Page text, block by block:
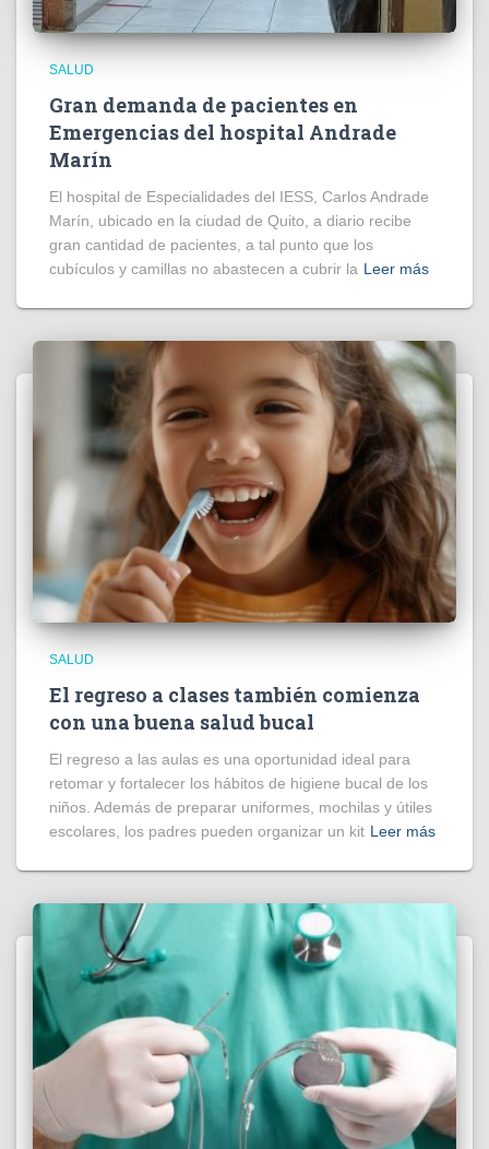
SALUD
Gran demanda de pacientes en
Emergencias del hospital Andrade
Marín
El hospital de Especialidades del IESS, Carlos Andrade
Marín, ubicado en la ciudad de Quito, a diario recibe
gran cantidad de pacientes, a tal punto que los
cubículos y camillas no abastecen a cubrir la Leer más
SALUD
El regreso a clases también comienza
con una buena salud bucal
El regreso a las aulas es una oportunidad ideal para
retomar y fortalecer los hábitos de higiene bucal de los
niños. Además de preparar uniformes, mochilas y útiles
escolares, los padres pueden organizar un kit Leer más